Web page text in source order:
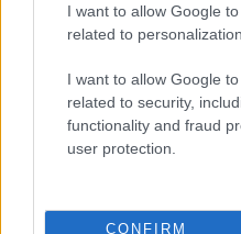
I want to allow Google
related to personalization.
I want to allow Google
related to security,
functionality and fraud
user protection.
CONFIRM
Az ESET minden
terjedő számítógépes
megtudhatjuk, hogy
veszélyeztetik leginkább
számítógépeit. 2014.
10 károkozó terjedt a